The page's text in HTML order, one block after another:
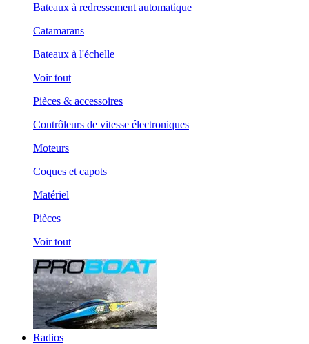
Bateaux à redressement automatique
Catamarans
Bateaux à l'échelle
Voir tout
Pièces & accessoires
Contrôleurs de vitesse électroniques
Moteurs
Coques et capots
Matériel
Pièces
Voir tout
Radios